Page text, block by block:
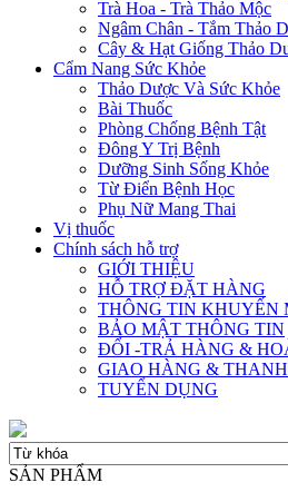
Trà Hoa - Trà Thảo Mộc
Ngâm Chân - Tắm Thảo
Cây & Hạt Giống Thảo
Cẩm Nang Sức Khỏe
Thảo Dược Và Sức Khỏe
Bài Thuốc
Phòng Chống Bệnh Tật
Đông Y Trị Bệnh
Dưỡng Sinh Sống Khỏe
Từ Điển Bệnh Học
Phụ Nữ Mang Thai
Vị thuốc
Chính sách hỗ trợ
GIỚI THIỆU
HỖ TRỢ ĐẶT HÀNG
THÔNG TIN KHUYẾN
BẢO MẬT THÔNG TIN
ĐỔI -TRẢ HÀNG &
GIAO HÀNG &
TUYỂN DỤNG
SẢN PHẨM